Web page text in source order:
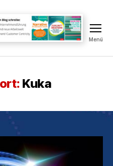
Touchpoint
Blog
Schüller
Menü
Kuka